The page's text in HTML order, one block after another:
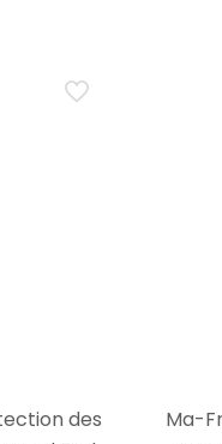
UV et le vieillissement.
poussière.
durable.
des
Ma-